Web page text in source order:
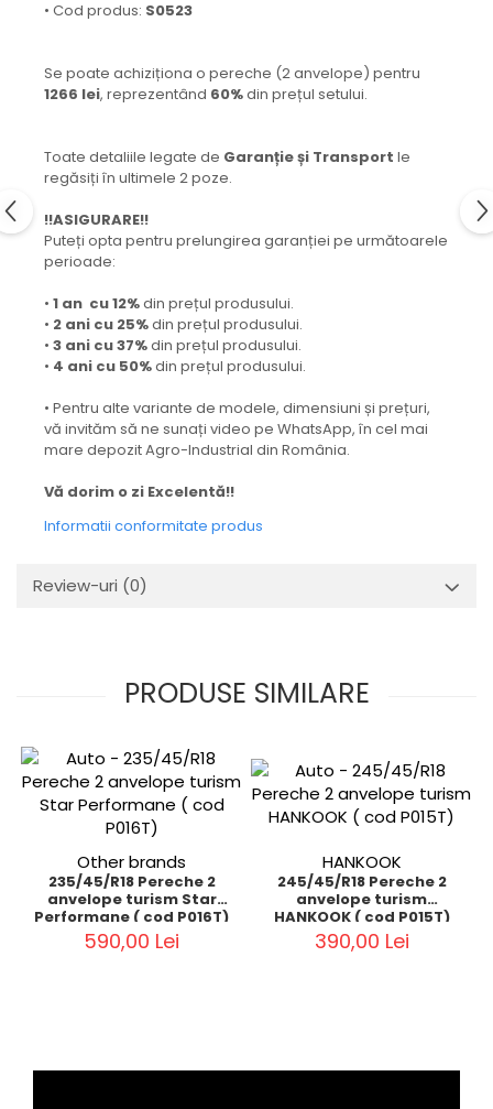
• Cod produs: S0523
Se poate achiziționa o pereche (2 anvelope) pentru
1266 lei, reprezentând 60%din prețul setului.
Toate detaliile legate de Garanție și Transport le
regăsiți în ultimele 2 poze.
!!ASIGURARE!!
Puteți opta pentru prelungirea garanției pe următoarele
perioade:
• 1 an cu 12%din prețul produsului.
• 2 ani cu 25%din prețul produsului.
• 3 ani cu 37%din prețul produsului.
• 4 ani cu 50%din prețul produsului.
• Pentru alte variante de modele, dimensiuni și prețuri,
vă invităm să ne sunați video pe WhatsApp, în cel mai
mare depozit Agro-Industrial din România.
Vă dorim o zi Excelentă!!
Informatii conformitate produs
Review-uri (0)
PRODUSE SIMILARE
Other brands
235/45/R18 Pereche 2
anvelope turism Star
Performane ( cod P016T)
590,00 Lei
HANKOOK
245/45/R18 Pereche 2
anvelope turism
HANKOOK ( cod P015T)
390,00 Lei